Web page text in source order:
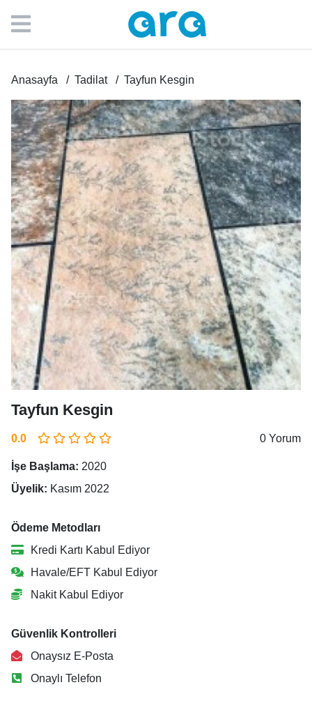
Anasayfa Tadilat Tayfun Kesgin
Tayfun Kesgin
0.0 0 Yorum
İşe Başlama: 2020
Üyelik: Kasım 2022
Ödeme Metodları
Kredi Kartı Kabul Ediyor
Havale/EFT Kabul Ediyor
Nakit Kabul Ediyor
Güvenlik Kontrolleri
Onaysız E-Posta
Onaylı Telefon